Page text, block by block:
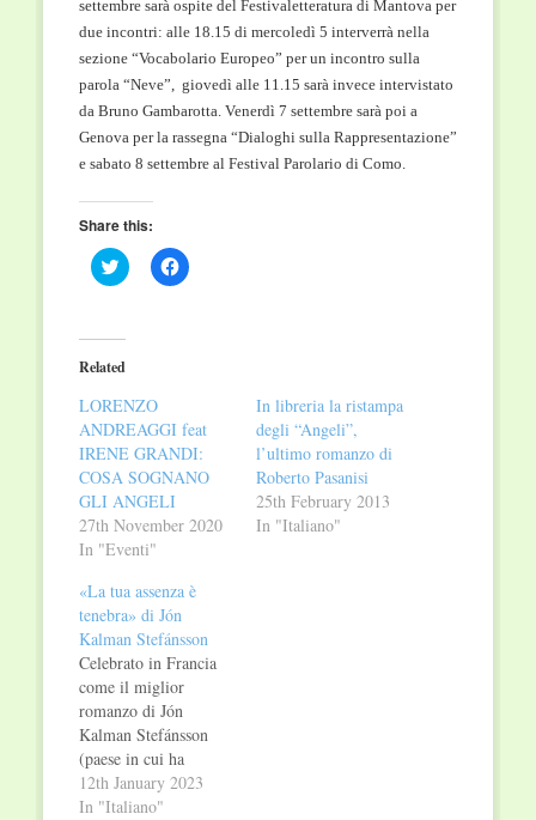
settembre sarà ospite del Festivaletteratura di Mantova per
due incontri: alle 18.15 di mercoledì 5 interverrà nella
sezione “Vocabolario Europeo” per un incontro sulla
parola “Neve”, giovedì alle 11.15 sarà invece intervistato
da Bruno Gambarotta. Venerdì 7 settembre sarà poi a
Genova per la rassegna “Dialoghi sulla Rappresentazione”
e sabato 8 settembre al Festival Parolario di Como.
Share this:
Click
to
(Opens
in
new
Click
to
Related
LORENZO
ANDREAGGI feat
IRENE GRANDI:
COSA SOGNANO
GLI ANGELI
27th November 2020
In "Eventi"
In libreria la ristampa
degli “Angeli”,
l’ultimo romanzo di
Roberto Pasanisi
25th February 2013
In "Italiano"
«La tua assenza è
tenebra» di Jón
Kalman Stefánsson
Celebrato in Francia
come il miglior
romanzo di Jón
Kalman Stefánsson
(paese in cui ha
venduto 50mila copie
in due mesi), La tua
12th January 2023
In "Italiano"